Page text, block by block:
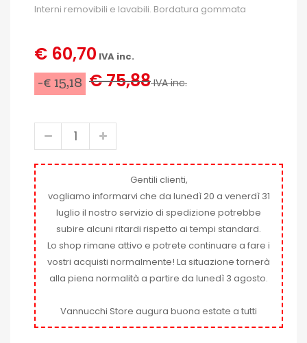
Interni removibili e lavabili. Bordatura gommata
€ 60,70 IVA inc.
-€ 15,18 € 75,88IVA inc.
Gentili clienti,
vogliamo informarvi che da lunedì 20 a venerdì 31
luglio il nostro servizio di spedizione potrebbe
subire alcuni ritardi rispetto ai tempi standard.
Lo shop rimane attivo e potrete continuare a fare i
vostri acquisti normalmente! La situazione tornerà
alla piena normalità a partire da lunedì 3 agosto.
Vannucchi Store augura buona estate a tutti